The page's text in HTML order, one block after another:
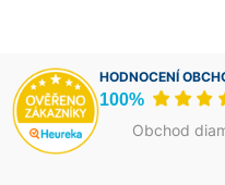
HODNOCENÍ
100%
Obchod